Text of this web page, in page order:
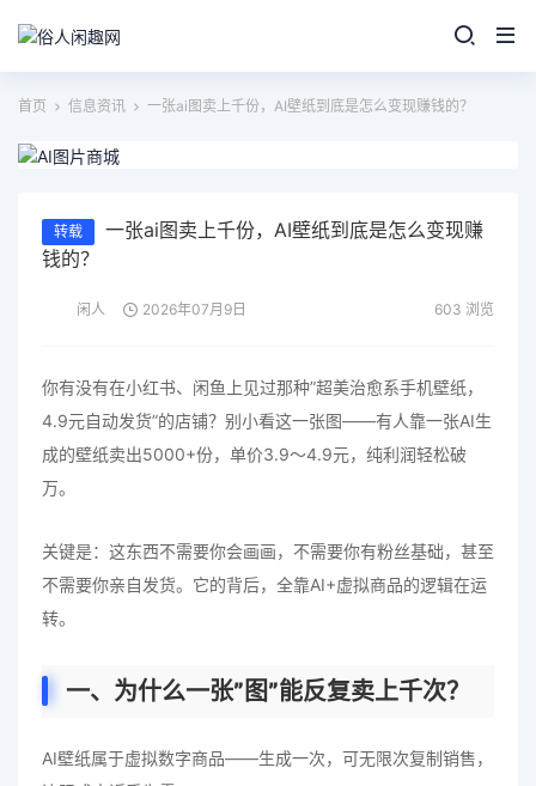
首页 信息资讯 一张ai图卖上千份，AI壁纸到底是怎么变现赚钱的？
转载
一张ai图卖上千份，AI壁纸到底是怎么变现赚
钱的？
闲人 2026年07月9日 603 浏览
你有没有在小红书、闲鱼上见过那种”超美治愈系手机壁纸，
4.9元自动发货”的店铺？别小看这一张图——有人靠一张AI生
成的壁纸卖出5000+份，单价3.9～4.9元，纯利润轻松破
万。
关键是：这东西不需要你会画画，不需要你有粉丝基础，甚至
不需要你亲自发货。它的背后，全靠AI+虚拟商品的逻辑在运
转。
一、为什么一张”图”能反复卖上千次？
AI壁纸属于虚拟数字商品——生成一次，可无限次复制销售，